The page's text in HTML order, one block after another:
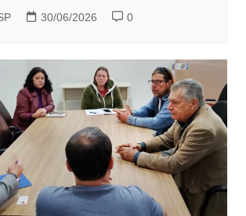
30/06/2026 0